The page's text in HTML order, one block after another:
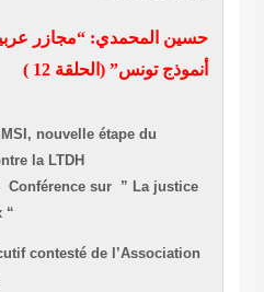
حسين المحمدي: “مجازر
أنموذج تونس” (الحلقة 12 )
nouvelle étape du
la LTDH
Conférence sur ” La justice
“
contesté de l’Association